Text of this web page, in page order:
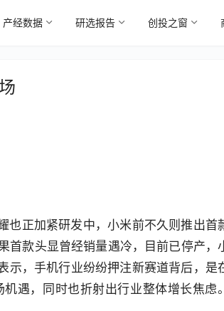
产经数据 研选报告 创投之窗
也正加紧研发中，小米前不久则推出首
首款头显曾经销量遇冷，目前已停产，
示，手机行业纷纷押注新赛道背后，是
遇，同时也折射出行业整体增长焦虑。